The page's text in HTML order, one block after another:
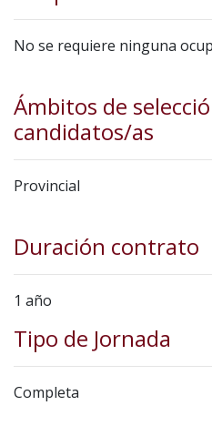
No se requiere ninguna
Ámbitos de
candidatos/as
Provincial
Duración contrato
1 año
Tipo de Jornada
Completa